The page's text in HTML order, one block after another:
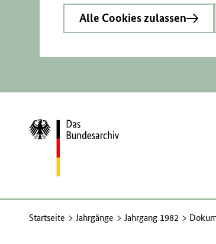
Alle Cookies zulassen
Zur
Startseite
Startseite Jahrgänge Jahrgang 1982